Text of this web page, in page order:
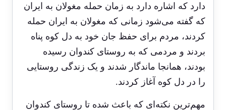
دارد که اشاره دارد به زمان حمله مغولان به ایران
که گفته می‌شود زمانی که مغولان به ایران حمله
کردند، مردم برای حفظ جان خود به دل کوه پناه
بردند و مردمی که به روستای کندوان رسیده
بودند، همانجا ماندگار شدند و یک زندگی روستایی
را در دل کوه آغاز کردند.
مهم‌ترین نکته‌ای که باعث شده تا روستای کندوان